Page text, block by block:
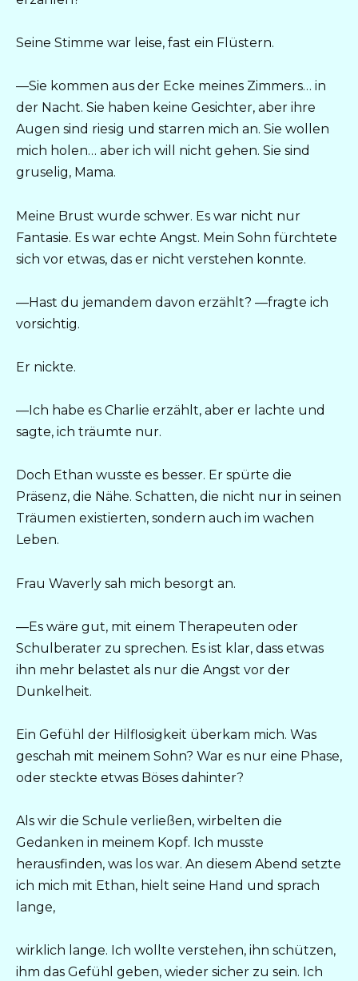
Seine Stimme war leise, fast ein Flüstern.
—Sie kommen aus der Ecke meines Zimmers… in
der Nacht. Sie haben keine Gesichter, aber ihre
Augen sind riesig und starren mich an. Sie wollen
mich holen… aber ich will nicht gehen. Sie sind
gruselig, Mama.
Meine Brust wurde schwer. Es war nicht nur
Fantasie. Es war echte Angst. Mein Sohn fürchtete
sich vor etwas, das er nicht verstehen konnte.
—Hast du jemandem davon erzählt? —fragte ich
vorsichtig.
Er nickte.
—Ich habe es Charlie erzählt, aber er lachte und
sagte, ich träumte nur.
Doch Ethan wusste es besser. Er spürte die
Präsenz, die Nähe. Schatten, die nicht nur in seinen
Träumen existierten, sondern auch im wachen
Leben.
Frau Waverly sah mich besorgt an.
—Es wäre gut, mit einem Therapeuten oder
Schulberater zu sprechen. Es ist klar, dass etwas
ihn mehr belastet als nur die Angst vor der
Dunkelheit.
Ein Gefühl der Hilflosigkeit überkam mich. Was
geschah mit meinem Sohn? War es nur eine Phase,
oder steckte etwas Böses dahinter?
Als wir die Schule verließen, wirbelten die
Gedanken in meinem Kopf. Ich musste
herausfinden, was los war. An diesem Abend setzte
ich mich mit Ethan, hielt seine Hand und sprach
lange,
wirklich lange. Ich wollte verstehen, ihn schützen,
ihm das Gefühl geben, wieder sicher zu sein. Ich